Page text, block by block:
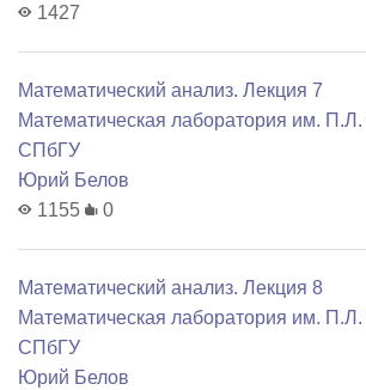
1427
Математический анализ. Лекция 7
Математичеcкая лаборатория им.
СПбГУ
Юрий Белов
1155
0
Математический анализ. Лекция 8
Математичеcкая лаборатория им.
СПбГУ
Юрий Белов